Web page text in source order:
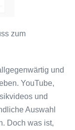
zum
und
YouTube,
und
Auswahl
Doch was ist,